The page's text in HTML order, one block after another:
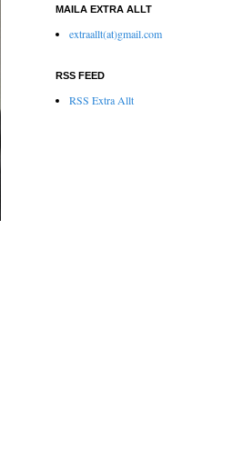
MAILA EXTRA ALLT
extraallt(at)gmail.com
RSS FEED
RSS Extra Allt